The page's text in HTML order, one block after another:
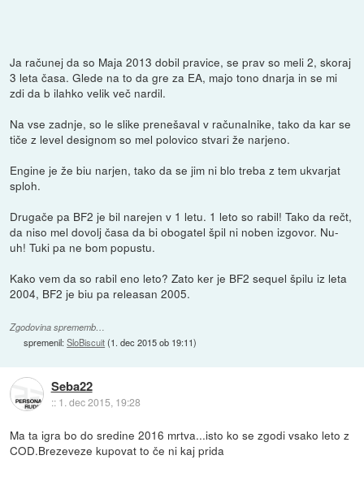
Ja računej da so Maja 2013 dobil pravice, se prav so meli 2, skoraj
3 leta časa. Glede na to da gre za EA, majo tono dnarja in se mi
zdi da b ilahko velik več nardil.
Na vse zadnje, so le slike prenešaval v računalnike, tako da kar se
tiče z level designom so mel polovico stvari že narjeno.
Engine je že biu narjen, tako da se jim ni blo treba z tem ukvarjat
sploh.
Drugače pa BF2 je bil narejen v 1 letu. 1 leto so rabil! Tako da rečt,
da niso mel dovolj časa da bi obogatel špil ni noben izgovor. Nu-
uh! Tuki pa ne bom popustu.
Kako vem da so rabil eno leto? Zato ker je BF2 sequel špilu iz leta
2004, BF2 je biu pa releasan 2005.
Zgodovina sprememb…
spremenil:SloBiscuit(1. dec 2015 ob 19:11)
Seba22
:: 1. dec 2015, 19:28
Ma ta igra bo do sredine 2016 mrtva...isto ko se zgodi vsako leto z
COD.Brezeveze kupovat to če ni kaj prida